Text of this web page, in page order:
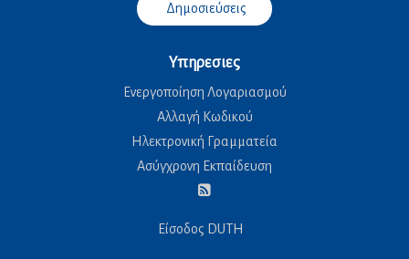
Δημοσιεύσεις
Υπηρεσιες
Ενεργοποίηση Λογαριασμού
Αλλαγή Κωδικού
Ηλεκτρονική Γραμματεία
Ασύγχρονη Εκπαίδευση
Είσοδος DUTH